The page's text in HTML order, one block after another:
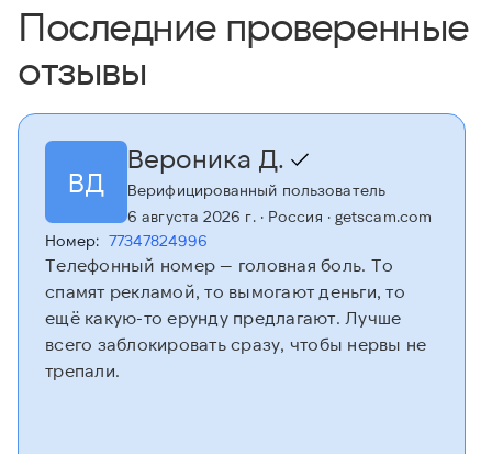
Последние проверенные
отзывы
ВД
Вероника Д.
Верифицированный пользователь
6 августа 2026 г.· Россия · getscam.com
Номер: 77347824996
Телефонный номер — головная боль. То
спамят рекламой, то вымогают деньги, то
ещё какую-то ерунду предлагают. Лучше
всего заблокировать сразу, чтобы нервы не
трепали.